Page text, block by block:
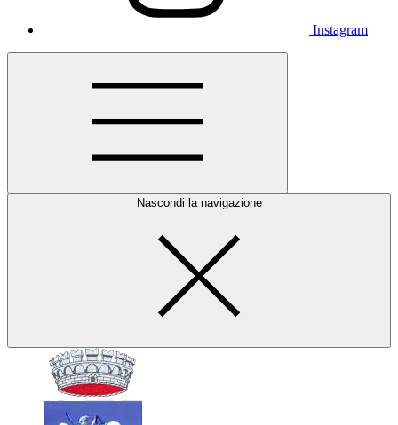
Instagram
Nascondi la navigazione